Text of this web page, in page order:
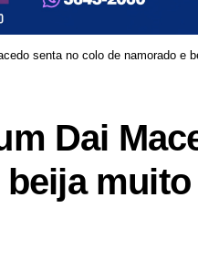
senta no colo de namorado e
Dai
muito